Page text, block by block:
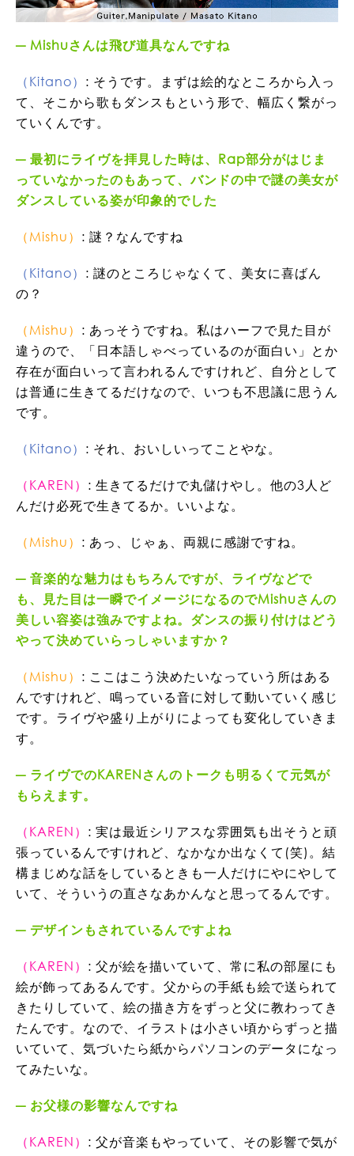
Mishuさんは飛び道具なんですね
（Kitano） : そうです。まずは絵的なところから入っ
て、そこから歌もダンスもという形で、幅広く繋がっ
ていくんです。
最初にライヴを拝見した時は、Rap部分がはじま
っていなかったのもあって、バンドの中で謎の美女が
ダンスしている姿が印象的でした
（Mishu） : 謎？なんですね
（Kitano） : 謎のところじゃなくて、美女に喜ばん
の？
（Mishu） : あっそうですね。私はハーフで見た目が
違うので、「日本語しゃべっているのが面白い」とか
存在が面白いって言われるんですけれど、自分として
は普通に生きてるだけなので、いつも不思議に思うん
です。
（Kitano） : それ、おいしいってことやな。
（KAREN） : 生きてるだけで丸儲けやし。他の3人ど
んだけ必死で生きてるか。いいよな。
（Mishu） : あっ、じゃぁ、両親に感謝ですね。
音楽的な魅力はもちろんですが、ライヴなどで
も、見た目は一瞬でイメージになるのでMishuさんの
美しい容姿は強みですよね。ダンスの振り付けはどう
やって決めていらっしゃいますか？
（Mishu） : ここはこう決めたいなっていう所はある
んですけれど、鳴っている音に対して動いていく感じ
です。ライヴや盛り上がりによっても変化していきま
す。
ライヴでのKARENさんのトークも明るくて元気が
もらえます。
（KAREN） : 実は最近シリアスな雰囲気も出そうと頑
張っているんですけれど、なかなか出なくて(笑)。結
構まじめな話をしているときも一人だけにやにやして
いて、そういうの直さなあかんなと思ってるんです。
デザインもされているんですよね
（KAREN） : 父が絵を描いていて、常に私の部屋にも
絵が飾ってあるんです。父からの手紙も絵で送られて
きたりしていて、絵の描き方をずっと父に教わってき
たんです。なので、イラストは小さい頃からずっと描
いていて、気づいたら紙からパソコンのデータになっ
てみたいな。
お父様の影響なんですね
（KAREN） : 父が音楽もやっていて、その影響で気が